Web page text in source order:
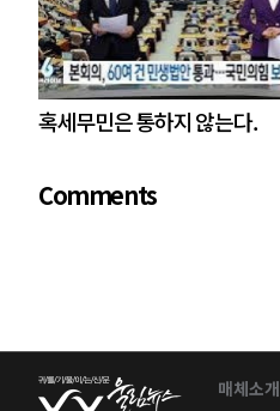
혹세무민은 통하지 않는다.
Comments
매체소개